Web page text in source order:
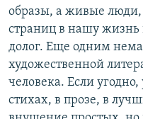
образы, а живые
страниц в нашу жизнь
долог. Еще одним
художественной
человека. Если
стихах, в прозе, в